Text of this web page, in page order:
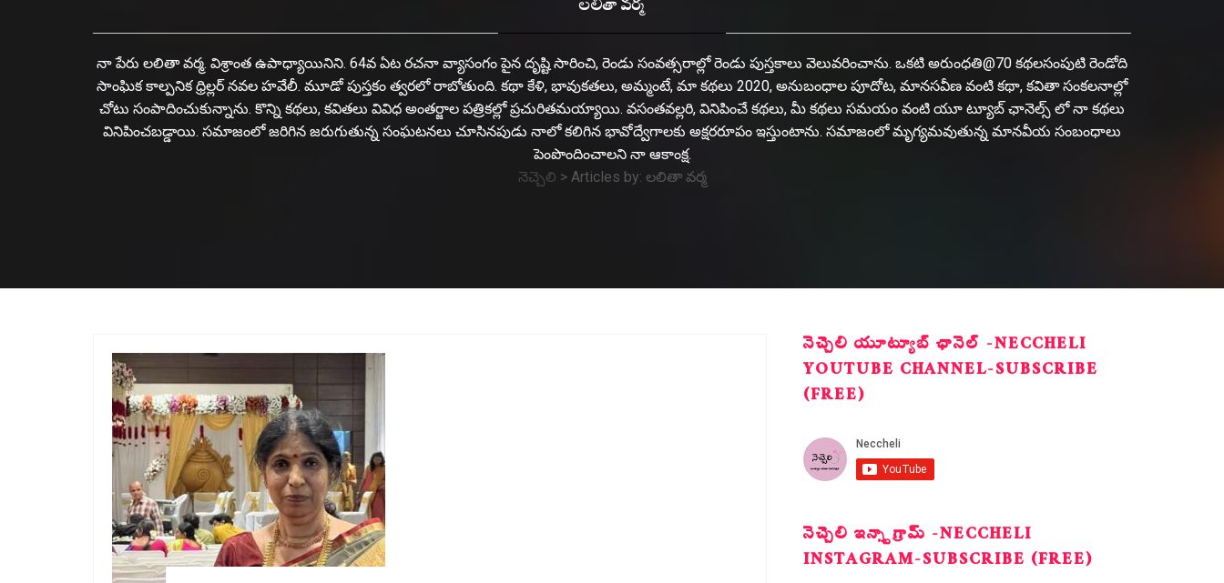
లలితా వర్మ
నా పేరు లలితా వర్మ. విశ్రాంత ఉపాధ్యాయినిని. 64వ ఏట రచనా వ్యాసంగం పైన దృష్టి సారించి, రెండు సంవత్సరాల్లో రెండు పుస్తకాలు వెలువరించాను. ఒకటి అరుంధతి@70 కథలసంపుటి రెండోది
సాంఘిక కాల్పనిక ధ్రిల్లర్ నవల హవేలీ. మూడో పుస్తకం త్వరలో రాబోతుంది. కథా కేళి, భావుకతలు, అమ్మంటే, మా కథలు 2020, అనుబంధాల పూదోట, మానసవీణ వంటి కథా, కవితా సంకలనాల్లో
చోటు సంపాదించుకున్నాను. కొన్ని కథలు, కవితలు వివిధ అంతర్జాల పత్రికల్లో ప్రచురితమయ్యాయి. వసంతవల్లరి, వినిపించే కథలు, మీ కథలు సమయం వంటి యూ ట్యూబ్ ఛానెల్స్ లో నా కథలు
వినిపించబడ్డాయి. సమాజంలో జరిగిన జరుగుతున్న సంఘటనలు చూసినపుడు నాలో కలిగిన భావోద్వేగాలకు అక్షరరూపం ఇస్తుంటాను. సమాజంలో మృగ్యమవుతున్న మానవీయ సంబంధాలు
పెంపొందించాలని నా ఆకాంక్ష.
నెచ్చెలి > Articles by: లలితా వర్మ
నెచ్చెలి యూట్యూబ్ ఛానెల్ -NECCHELI
YOUTUBE CHANNEL-SUBSCRIBE
(FREE)
నెచ్చెలి ఇన్స్టాగ్రామ్ -NECCHELI
INSTAGRAM-SUBSCRIBE (FREE)